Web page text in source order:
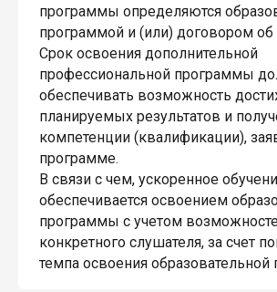
программы определяются
программой и (или) договором об
Срок освоения дополнительной
профессиональной программы
обеспечивать возможность
планируемых результатов и
компетенции (квалификации),
программе.
В связи с чем, ускоренное
обеспечивается освоением
программы с учетом
конкретного слушателя, за счет
темпа освоения